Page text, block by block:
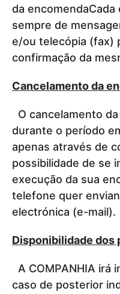
da
sempre de
e/ou telecópia (fax)
confirmação da
Cancelamento da
O cancelamento
durante o período
apenas através de
possibilidade de se
execução da sua
telefone quer
electrónica (e-mail).
Disponibilidade dos
A COMPANHIA irá
caso de posterior